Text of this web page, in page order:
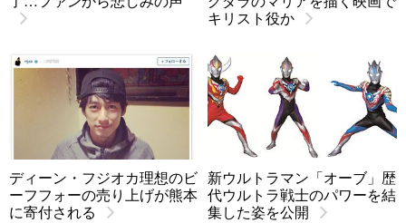
キリスト役か
ディーン・フジオカ理想のビ
ーフフォーの売り上げが熊本
に寄付される
新ウルトラマン「オーブ」歴
代ウルトラ戦士のパワーを結
集した姿を公開